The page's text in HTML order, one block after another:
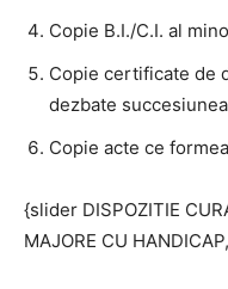
Copie B.I./C.I. al
Copie certificate de
dezbate succesiunea
Copie acte ce
{slider DISPOZITIE
MAJORE CU